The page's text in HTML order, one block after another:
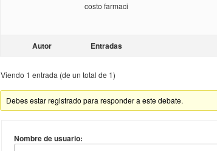
costo farmaci
Autor Entradas
Viendo 1 entrada (de un total de 1)
Debes estar registrado para responder a este debate.
Nombre de usuario: